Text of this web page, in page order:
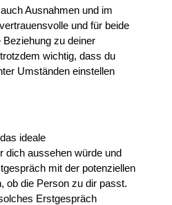
Ausnahmen und im
und für beide
Beziehung zu deiner
wichtig, dass du
Umständen einstellen
ideale
dich aussehen würde und
mit der potenziellen
ob die Person zu dir passt.
Erstgespräch